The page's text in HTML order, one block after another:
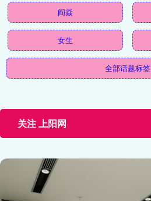
阎焱
女生
全部话题标签
关注 上阳网